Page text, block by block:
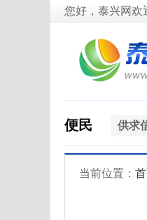
您好，泰兴网欢
便民 供求
当前位置：